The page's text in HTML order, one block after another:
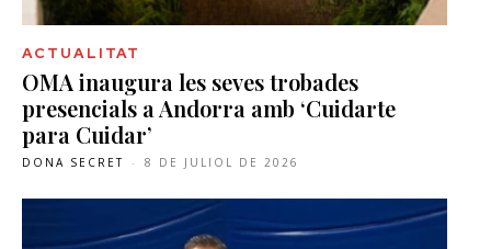
ACTUALITAT
OMA inaugura les seves trobades
presencials a Andorra amb ‘Cuidarte
para Cuidar’
DONA SECRET - 8 DE JULIOL DE 2026